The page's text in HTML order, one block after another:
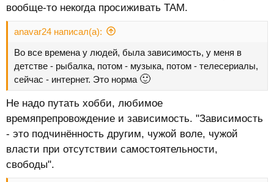
вообще-то некогда просиживать ТАМ.
anavar24 написал(а):
Во все времена у людей, была зависимость, у меня в
детстве - рыбалка, потом - музыка, потом - телесериалы,
сейчас - интернет. Это норма 🙂
Не надо путать хобби, любимое
времяпрепровождение и зависимость. "Зависимость
- это подчинённость другим, чужой воле, чужой
власти при отсутствии самостоятельности,
свободы".